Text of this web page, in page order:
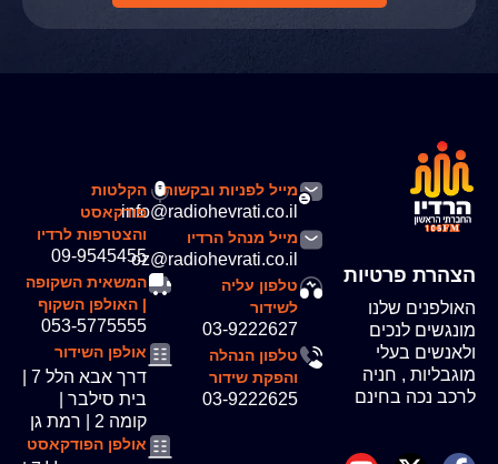
הצהרת פרטיות
האולפנים שלנו
מונגשים לנכים
ולאנשים בעלי
מוגבליות , חניה
לרכב נכה בחינם
info@radiohevrati.co.il
מייל לפניות ובקשות
oz@radiohevrati.co.il
מייל מנהל הרדיו
03-9222627
טלפון עליה
לשידור
03-9222625
טלפון הנהלה
והפקת שידור
09-9545455
הקלטות
פודקאסט
והצטרפות לרדיו
053-5775555
המשאית השקופה
| האולפן השקוף
אולפן השידור
בית סילבר |
קומה 2 | רמת גן
אולפן הפודקאסט